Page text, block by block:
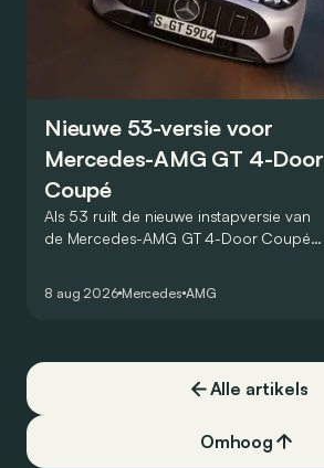
Nieuwe 53-versie voor
Mercedes-AMG GT 4-Door
Coupé
Als 53 ruilt de nieuwe instapversie van
de Mercedes-AMG GT 4-Door Coupé
8 aug 2026 Mercedes AMG
Alle artikels
Omhoog